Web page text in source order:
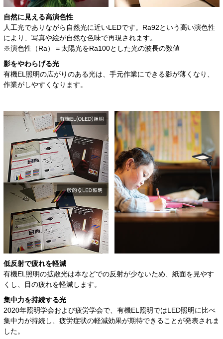
自然に見える高演色性
人工光でありながら自然光に近いLEDです。Ra92という高い演色性
により、写真や絵が自然な色味で再現されます。
※演色性（Ra）＝太陽光をRa100とした光の波長の数値
影をやわらげる光
有機EL照明の広がりのある光は、手元作業にできる影が薄くなり、
作業がしやすくなります。
低反射で疲れを軽減
有機EL照明の拡散光は本などでの反射が少ないため、紙面を見やす
くし、目の疲れを軽減します。
集中力を持続する光
2020年照明学会および疲労学会で、有機EL照明ではLED照明に比べ
集中力が持続し、疲労症状の軽減効果が期待できることが発表されま
した。